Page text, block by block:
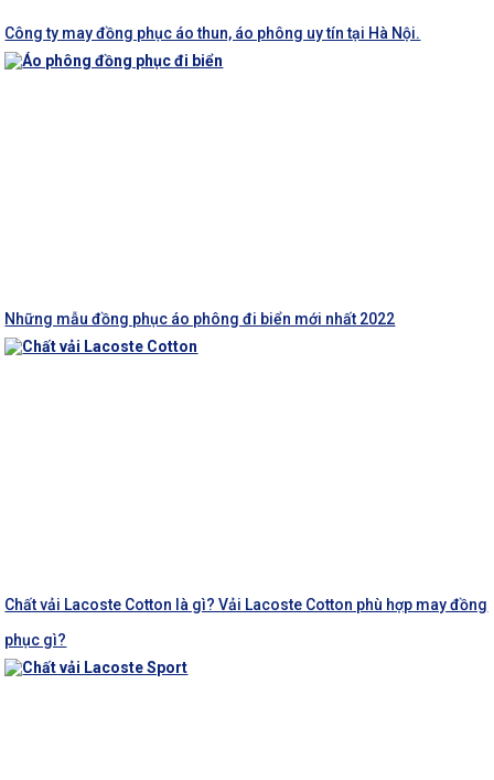
Công ty may đồng phục áo thun, áo phông uy tín tại Hà Nội.
Những mẫu đồng phục áo phông đi biển mới nhất 2022
Chất vải Lacoste Cotton là gì? Vải Lacoste Cotton phù hợp may đồng
phục gì?